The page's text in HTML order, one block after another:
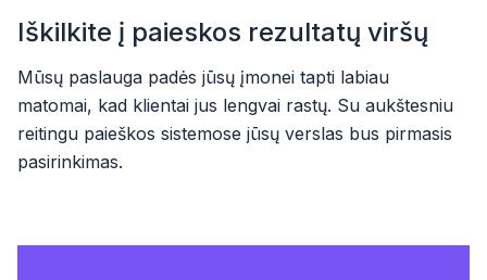
Iškilkite į paieskos rezultatų viršų
Mūsų paslauga padės jūsų įmonei tapti labiau
matomai, kad klientai jus lengvai rastų. Su aukštesniu
reitingu paieškos sistemose jūsų verslas bus pirmasis
pasirinkimas.